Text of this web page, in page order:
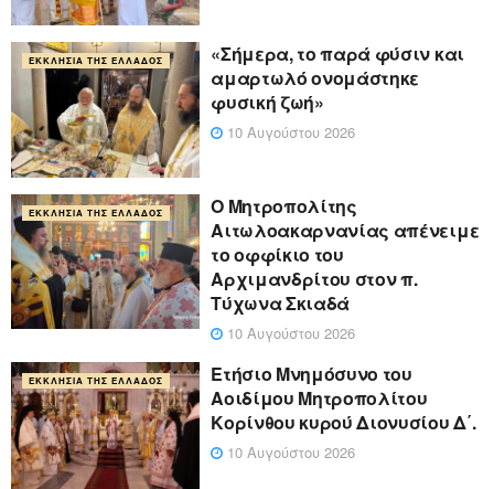
ΕΚΚΛΗΣΊΑ ΤΗΣ ΕΛΛΆΔΟΣ
«Σήμερα, το παρά φύσιν και
αμαρτωλό ονομάστηκε
φυσική ζωή»
10 Αυγούστου 2026
ΕΚΚΛΗΣΊΑ ΤΗΣ ΕΛΛΆΔΟΣ
Ο Μητροπολίτης
Αιτωλοακαρνανίας απένειμε
το οφφίκιο του
Αρχιμανδρίτου στον π.
Τύχωνα Σκιαδά
10 Αυγούστου 2026
ΕΚΚΛΗΣΊΑ ΤΗΣ ΕΛΛΆΔΟΣ
Ετήσιο Μνημόσυνο του
Αοιδίμου Μητροπολίτου
Κορίνθου κυρού Διονυσίου Δ΄.
10 Αυγούστου 2026